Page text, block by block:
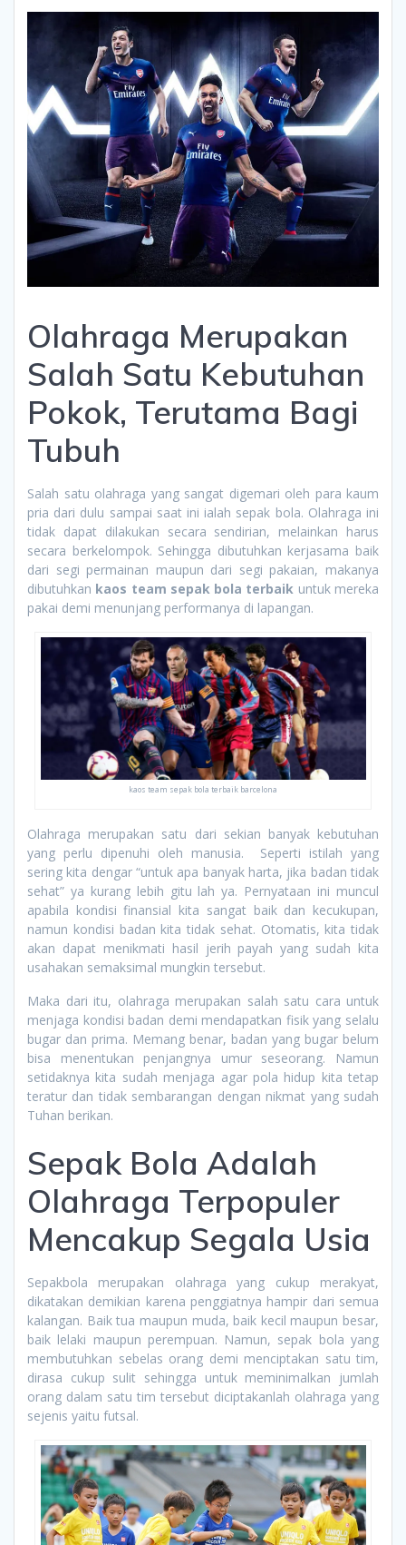
Olahraga Merupakan
Salah Satu Kebutuhan
Pokok, Terutama Bagi
Tubuh
Salah satu olahraga yang sangat digemari oleh para kaum
pria dari dulu sampai saat ini ialah sepak bola. Olahraga ini
tidak dapat dilakukan secara sendirian, melainkan harus
secara berkelompok. Sehingga dibutuhkan kerjasama baik
dari segi permainan maupun dari segi pakaian, makanya
dibutuhkan kaos team sepak bola terbaik untuk mereka
pakai demi menunjang performanya di lapangan.
kaos team sepak bola terbaik barcelona
Olahraga merupakan satu dari sekian banyak kebutuhan
yang perlu dipenuhi oleh manusia. Seperti istilah yang
sering kita dengar “untuk apa banyak harta, jika badan tidak
sehat” ya kurang lebih gitu lah ya. Pernyataan ini muncul
apabila kondisi finansial kita sangat baik dan kecukupan,
namun kondisi badan kita tidak sehat. Otomatis, kita tidak
akan dapat menikmati hasil jerih payah yang sudah kita
usahakan semaksimal mungkin tersebut.
Maka dari itu, olahraga merupakan salah satu cara untuk
menjaga kondisi badan demi mendapatkan fisik yang selalu
bugar dan prima. Memang benar, badan yang bugar belum
bisa menentukan penjangnya umur seseorang. Namun
setidaknya kita sudah menjaga agar pola hidup kita tetap
teratur dan tidak sembarangan dengan nikmat yang sudah
Tuhan berikan.
Sepak Bola Adalah
Olahraga Terpopuler
Mencakup Segala Usia
Sepakbola merupakan olahraga yang cukup merakyat,
dikatakan demikian karena penggiatnya hampir dari semua
kalangan. Baik tua maupun muda, baik kecil maupun besar,
baik lelaki maupun perempuan. Namun, sepak bola yang
membutuhkan sebelas orang demi menciptakan satu tim,
dirasa cukup sulit sehingga untuk meminimalkan jumlah
orang dalam satu tim tersebut diciptakanlah olahraga yang
sejenis yaitu futsal.